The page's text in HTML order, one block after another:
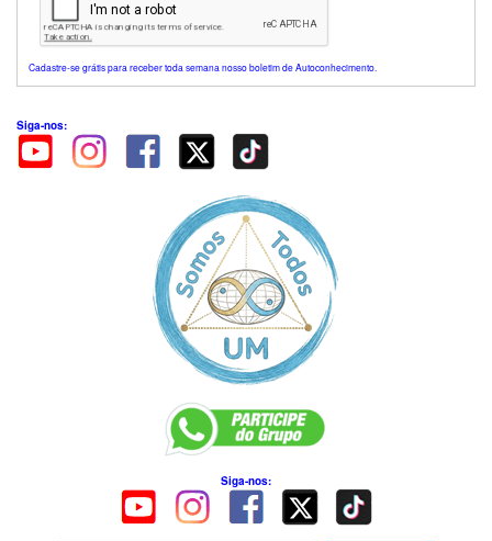
Cadastre-se grátis para receber toda semana nosso boletim de Autoconhecimento.
Siga-nos:
Siga-nos: